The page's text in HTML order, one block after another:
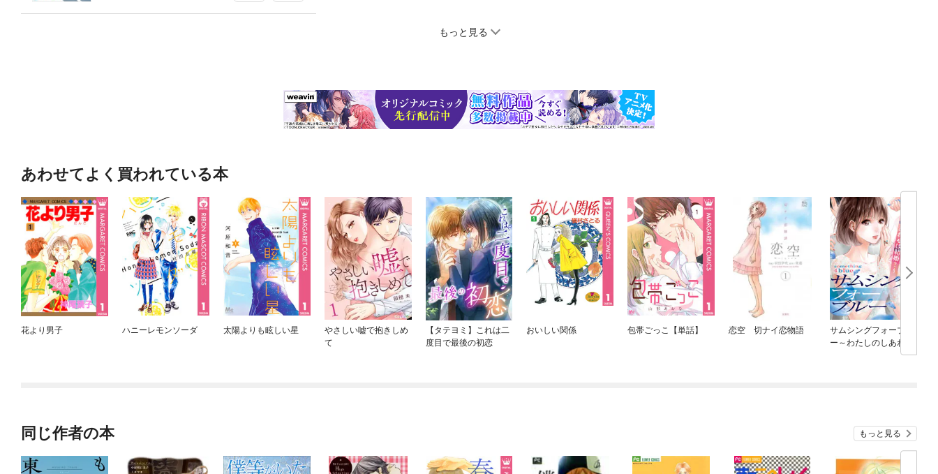
もっと見る
あわせてよく買われている本
花より男子 ハニーレモンソーダ 太陽よりも眩しい星
やさしい嘘で抱きしめ
て
【タテヨミ】これは二
度目で最後の初恋
おいしい関係 包帯ごっこ【単話】 恋空 切ナイ恋物語
サムシングフォーブル
ー～わたしのしあわせ
同じ作者の本 もっと見る